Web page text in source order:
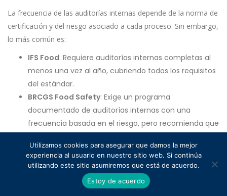
La frecuencia de las auditorías internas depende de la norma de
certificación y del riesgo asociado a cada proceso. Sin embargo,
lo más común es:
IFS Food: Requiere auditorías internas completas al
menos una vez al año, cubriendo todos los requisitos
del estándar.
BRCGS Food Safety: Exige un programa
documentado de auditorías internas con una
frecuencia basada en el riesgo, pero recomienda que
FSSC 22000: Obliga a realizar auditorías internas
periódicas para cubrir todos los elementos del
sistema de gestión, pero permite flexibilidad en la
Utilizamos cookies para asegurar que damos la mejor
experiencia al usuario en nuestro sitio web. Si continúa
utilizando este sitio asumiremos que está de acuerdo.
Estoy de acuerdo